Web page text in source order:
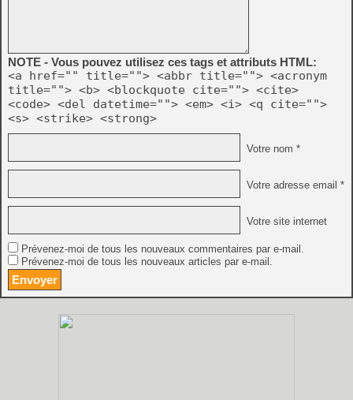
NOTE - Vous pouvez utilisez ces tags et attributs HTML:
<a href="" title=""> <abbr title=""> <acronym
title=""> <b> <blockquote cite=""> <cite>
<code> <del datetime=""> <em> <i> <q cite="">
<s> <strike> <strong>
Votre nom *
Votre adresse email *
Votre site internet
Prévenez-moi de tous les nouveaux commentaires par e-mail.
Prévenez-moi de tous les nouveaux articles par e-mail.